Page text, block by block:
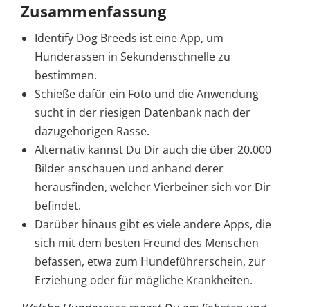
Zusammenfassung
Identify Dog Breeds ist eine App, um
Hunderassen in Sekundenschnelle zu
bestimmen.
Schieße dafür ein Foto und die Anwendung
sucht in der riesigen Datenbank nach der
dazugehörigen Rasse.
Alternativ kannst Du Dir auch die über 20.000
Bilder anschauen und anhand derer
herausfinden, welcher Vierbeiner sich vor Dir
befindet.
Darüber hinaus gibt es viele andere Apps, die
sich mit dem besten Freund des Menschen
befassen, etwa zum Hundeführerschein, zur
Erziehung oder für mögliche Krankheiten.